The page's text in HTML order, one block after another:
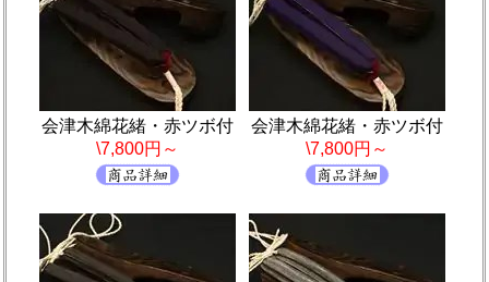
会津木綿花緒・赤ツボ付
\7,800円～
会津木綿花緒・赤ツボ付
\7,800円～